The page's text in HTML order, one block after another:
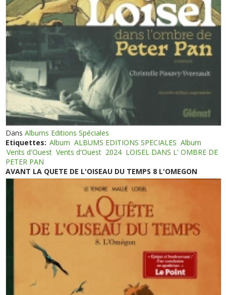
DansAlbums Editions Spéciales
Etiquettes: Album ALBUMS EDITIONS SPECIALES Album
Vents d'Ouest Vents d'Ouest 2024 LOISEL DANS L' OMBRE DE
PETER PAN
AVANT LA QUETE DE L'OISEAU DU TEMPS 8 L'OMEGON